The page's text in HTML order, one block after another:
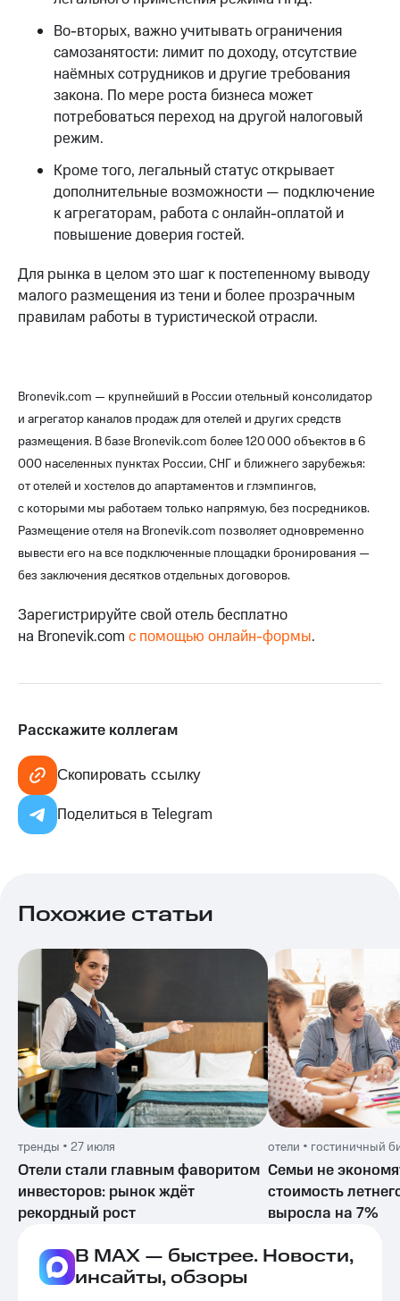
Во-вторых, важно учитывать ограничения
самозанятости: лимит по доходу, отсутствие
наёмных сотрудников и другие требования
закона. По мере роста бизнеса может
потребоваться переход на другой налоговый
режим.
Кроме того, легальный статус открывает
дополнительные возможности — подключение
к агрегаторам, работа с онлайн-оплатой и
повышение доверия гостей.
Для рынка в целом это шаг к постепенному выводу
малого размещения из тени и более прозрачным
правилам работы в туристической отрасли.
Bronevik.com — крупнейший в России отельный консолидатор
и агрегатор каналов продаж для отелей и других средств
размещения. В базе Bronevik.com более 120 000 объектов в 6
000 населенных пунктах России, СНГ и ближнего зарубежья:
от отелей и хостелов до апартаментов и глэмпингов,
с которыми мы работаем только напрямую, без посредников.
Размещение отеля на Bronevik.com позволяет одновременно
вывести его на все подключенные площадки бронирования —
без заключения десятков отдельных договоров.
Зарегистрируйте свой отель бесплатно
на Bronevik.com с помощью онлайн-формы.
Расскажите коллегам
Скопировать ссылку
Поделиться в Telegram
Похожие статьи
тренды • 27 июля
Отели стали главным фаворитом
инвесторов: рынок ждёт
рекордный рост
Семьи не
стоимость
выросла на 7%
В MAX — быстрее. Новости,
инсайты, обзоры